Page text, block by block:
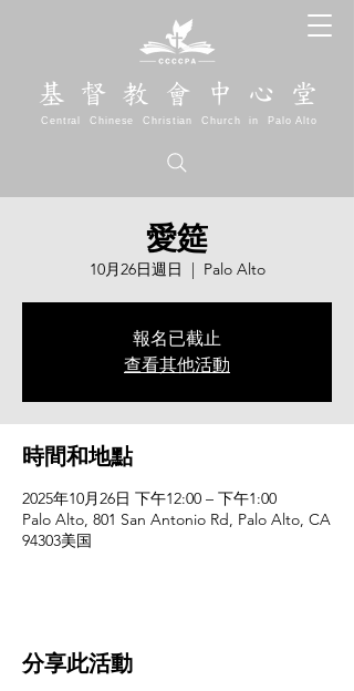
基 督 教 會 中 心 堂
Central Chinese Christian Church in Palo Alto
愛筵
10月26日週日
  |
Palo Alto
報名已截止
查看其他活動
時間和地點
2025年10月26日 下午12:00 – 下午1:00
Palo Alto, 801 San Antonio Rd, Palo Alto, CA
94303美国
分享此活動